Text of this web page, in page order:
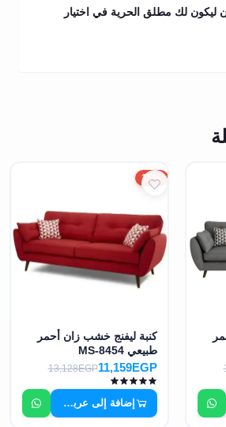
ليكون لك مطلق الحرية في اختيار
15%
كنبة ليفنج خشب زان أحمر
طبيعي MS-8454
11,159EGP
13,128EGP
إضافة إلى عربة التسوق